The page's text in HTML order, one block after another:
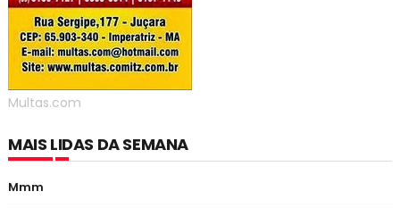
Multas.com
MAIS LIDAS DA SEMANA
Mmm